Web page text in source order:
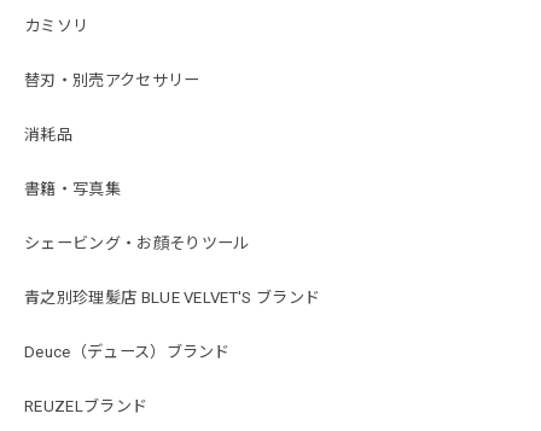
カミソリ
替刃・別売アクセサリー
消耗品
書籍・写真集
シェービング・お顔そりツール
青之別珍理髪店 BLUE VELVET'S ブランド
Deuce（デュース）ブランド
REUZELブランド